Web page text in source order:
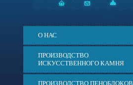
О НАС
ПРОИЗВОДСТВО
ИСКУССТВЕННОГО КАМНЯ
ПРОИЗВОДСТВО ПЕНОБЛОКОВ